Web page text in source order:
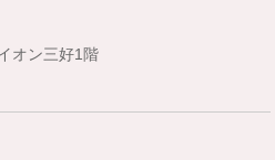
オン三好1階